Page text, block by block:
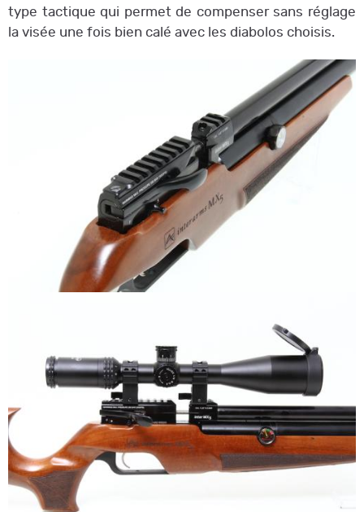
type tactique qui permet de compenser sans réglage
la visée une fois bien calé avec les diabolos choisis.